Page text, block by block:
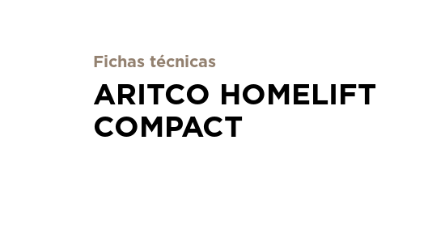
Fichas técnicas
ARITCO HOMELIFT
COMPACT